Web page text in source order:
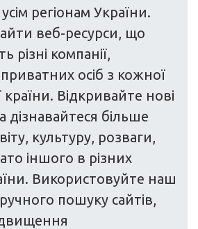
регіонам України.
веб-ресурси, що
різні компанії,
приватних осіб з кожної
країни. Відкривайте нові
дізнавайтеся більше
культуру, розваги,
іншого в різних
Використовуйте наш
пошуку сайтів,